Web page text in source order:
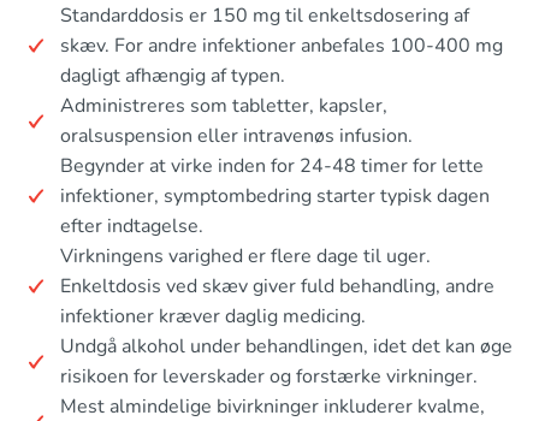
Standarddosis er 150 mg til enkeltsdosering af
skæv. For andre infektioner anbefales 100-400 mg
dagligt afhængig af typen.
Administreres som tabletter, kapsler,
oralsuspension eller intravenøs infusion.
Begynder at virke inden for 24-48 timer for lette
infektioner, symptombedring starter typisk dagen
efter indtagelse.
Virkningens varighed er flere dage til uger.
Enkeltdosis ved skæv giver fuld behandling, andre
infektioner kræver daglig medicing.
Undgå alkohol under behandlingen, idet det kan øge
risikoen for leverskader og forstærke virkninger.
Mest almindelige bivirkninger inkluderer kvalme,